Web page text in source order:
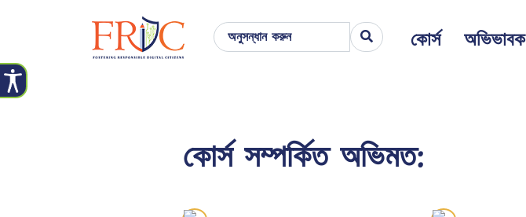
কোর্স অভিভাবক
কোর্স সম্পর্কিত অভিমত: